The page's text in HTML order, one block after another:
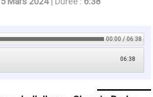
00:00 / 06:38
06:38